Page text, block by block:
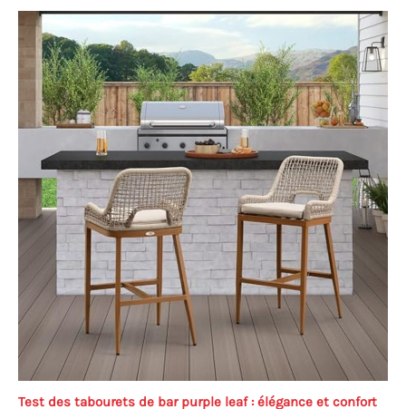
Test des tabourets de bar purple leaf : élégance et confort